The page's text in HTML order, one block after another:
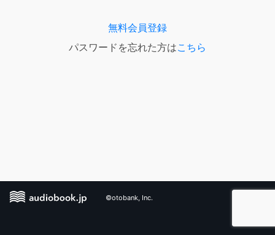
無料会員登録
パスワードを忘れた方はこちら
©otobank, Inc.